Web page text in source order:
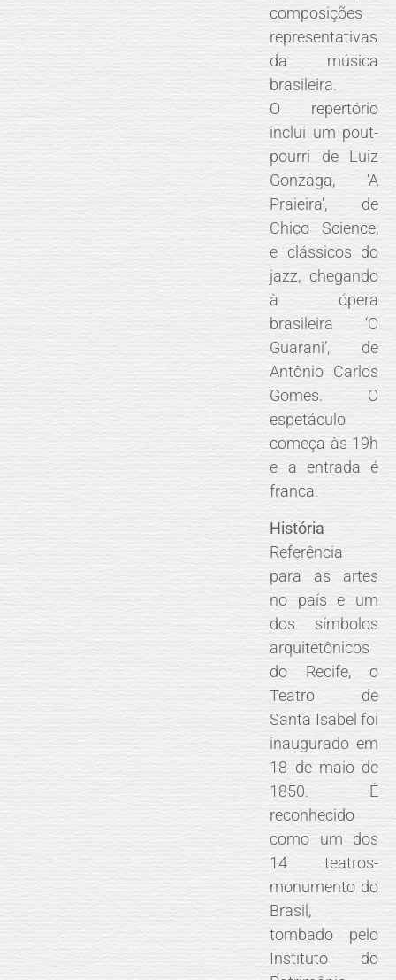
composições
representativas
da música
brasileira.
O repertório
inclui um pout-
pourri de Luiz
Gonzaga, ‘A
Praieira’, de
Chico Science,
e clássicos do
jazz, chegando
à ópera
brasileira ‘O
Guarani’, de
Antônio Carlos
Gomes. O
espetáculo
começa às 19h
e a entrada é
franca.
História
Referência
para as artes
no país e um
dos símbolos
arquitetônicos
do Recife, o
Teatro de
Santa Isabel foi
inaugurado em
18 de maio de
1850. É
reconhecido
como um dos
14 teatros-
monumento do
Brasil,
tombado pelo
Instituto do